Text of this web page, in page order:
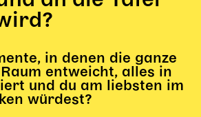
2025/26
in denen die ganze
entweicht, alles in
und du am liebsten im
würdest?